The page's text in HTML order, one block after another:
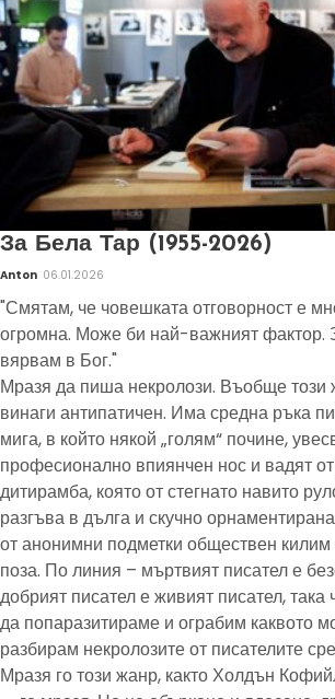
За Бела Тар (1955-2026)
Anton 06.01.2026
"Смятам, че човешката отговорност е
огромна. Може би най-важният фактор.
вярвам в Бог."
Мразя да пиша некролози. Въобще този
винаги антипатичен. Има средна ръка
мига, в който някой „голям“ почине,
професионално впиянчен нос и вадят
дитирамба, която от стегнато навито
разгъва в дълга и скучно
от анонимни подметки обществен
поза. По линия – мъртвият писател е
добрият писател е живият писател, така
да попаразитираме и ограбим каквото
разбирам некролозите от писателите
Мразя го този жанр, както Холдън